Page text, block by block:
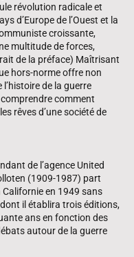
révolution radicale et
d’Europe de l’Ouest et la
croissante,
multitude de forces,
de la préface) Maîtrisant
hors-norme offre non
de la guerre
comment
rêves d’une société de
de l’agence United
(1909-1987) part
Californie en 1949 sans
il établira trois éditions,
ans en fonction des
autour de la guerre